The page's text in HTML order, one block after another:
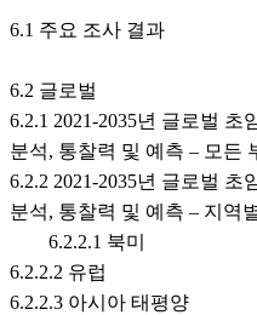
6.1 주요 조사 결과
6.2 글로벌
6.2.1 2021-2035년 글로벌
분석, 통찰력 및 예측 – 모든
6.2.2 2021-2035년 글로벌
분석, 통찰력 및 예측 – 지역
6.2.2.1 북미
6.2.2.2 유럽
6.2.2.3 아시아 태평양